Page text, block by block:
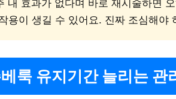
내 효과가 없다며 바로 재시술하면
용이 생길 수 있어요. 진짜 조심해야
룩 유지기간 늘리는 관